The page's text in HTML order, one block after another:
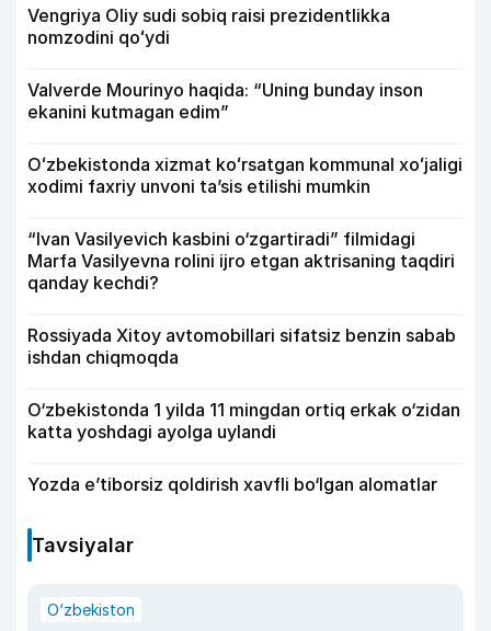
Vengriya Oliy sudi sobiq raisi prezidentlikka
nomzodini qoʻydi
Valverde Mourinyo haqida: “Uning bunday inson
ekanini kutmagan edim”
Oʻzbekistonda xizmat koʻrsatgan kommunal xoʻjaligi
xodimi faxriy unvoni taʼsis etilishi mumkin
“Ivan Vasilyevich kasbini o‘zgartiradi” filmidagi
Marfa Vasilyevna rolini ijro etgan aktrisaning taqdiri
qanday kechdi?
Rossiyada Xitoy avtomobillari sifatsiz benzin sabab
ishdan chiqmoqda
O‘zbekistonda 1 yilda 11 mingdan ortiq erkak o‘zidan
katta yoshdagi ayolga uylandi
Yozda e’tiborsiz qoldirish xavfli bo‘lgan alomatlar
Tavsiyalar
O‘zbekiston